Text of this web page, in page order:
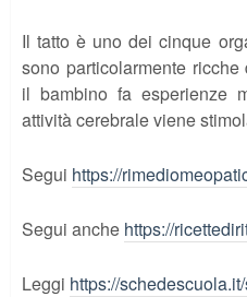
Il tatto è uno dei cinque
sono particolarmente
il bambino fa esperienze
attività cerebrale viene
Segui https://
Segui anche https://
Leggi https://